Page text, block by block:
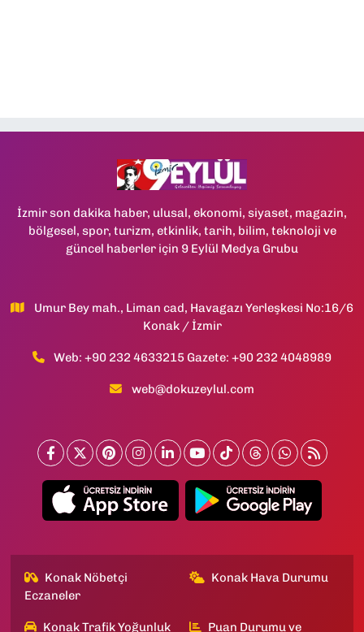
İzmir son dakika haber, ulusal, ekonomi, siyaset, magazin,
bölgesel, spor, turizm, etkinlik, tarih, bilim, teknoloji ve
güncel haberler için 9 Eylül Medya Grubu
Umur Bey mah., Liman cad, Havagazı Yerleşkesi No:16/6
Konak / İzmir
Web: +90 232 4633215 Gazete: +90 232 4048989
web@dokuzeylul.com
Konak Nöbetçi
Eczaneler
Konak Hava Durumu
Konak Trafik Yoğunluk
Puan Durumu ve